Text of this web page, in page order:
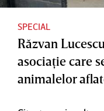
SPECIAL
Răzvan
asociaţie care
animalelor